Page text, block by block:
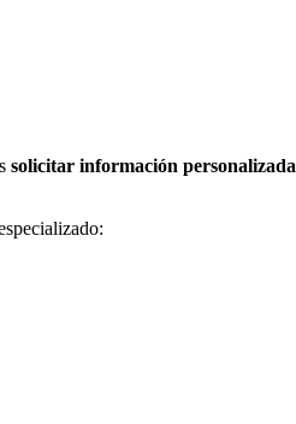
solicitar información personalizada